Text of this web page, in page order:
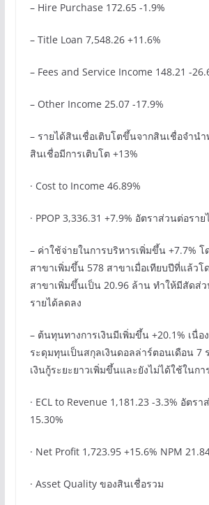
– Hire Purchase 172.65 -1.9%
– Title Loan 7,548.26 +11.6%
– Fees and Service Income 148.21 -
– Other Income 25.07 -17.9%
– รายได้สินเชื่อเติบโตขึ้นจากสินเชื่อจำน
สินเชื่อมีการเติบโต +13%
· Cost to Income 46.89%
· PPOP 3,336.31 +7.9% อัตราส่วนต่อราย
– ค่าใช้จ่ายในการบริหารเพิ่มขึ้น +7.7% โ
สาขาเพิ่มขึ้น 578 สาขาเมื่อเทียบปีที่แล้วโ
สาขาเพิ่มขึ้นเป็น 20.96 ล้าน ทำให้มีสัดส่
รายได้ลดลง
– ต้นทุนทางการเงินมีเพิ่มขึ้น +20.1% เนื่อ
ระดุมทุนเป็นสกุลเงินดอลล่าร์ตอนเดือน 7
เงินกู้ระยะยาวเพิ่มขึ้นและยังไม่ได้ใช้ในกา
· ECL to Revenue 1,181.23 -3.3% อัตร
15.30%
· Net Profit 1,723.95 +15.6% NPM
· Asset Quality ของสินเชื่อรวม